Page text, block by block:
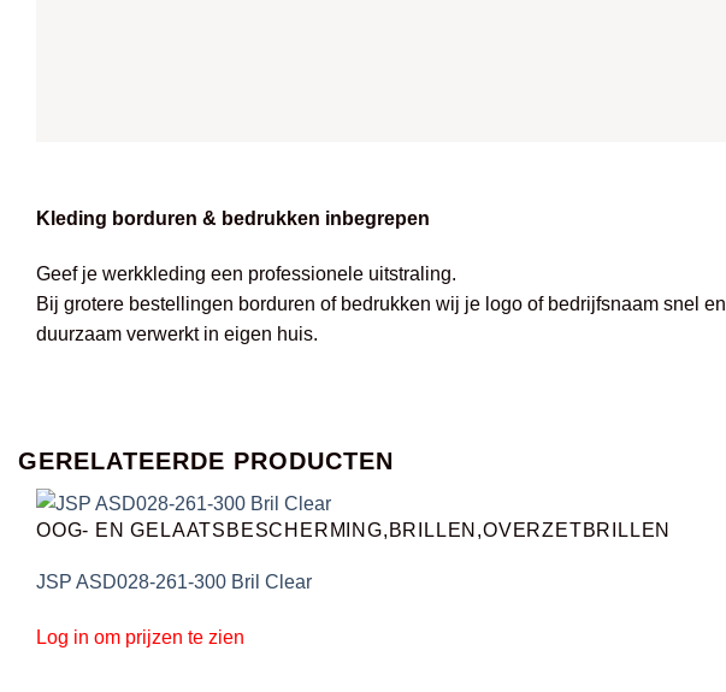
Kleding borduren & bedrukken inbegrepen
Geef je werkkleding een professionele uitstraling.
Bij grotere bestellingen borduren of bedrukken wij je logo of bedrijfsnaam snel en
duurzaam verwerkt in eigen huis.
GERELATEERDE PRODUCTEN
OOG- EN GELAATSBESCHERMING,BRILLEN,OVERZETBRILLEN
JSP ASD028-261-300 Bril Clear
Log in om prijzen te zien